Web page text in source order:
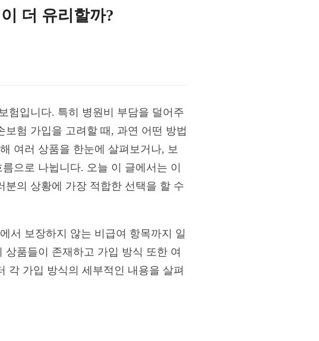
더 유리할까?
험입니다. 특히 병원비 부담을 덜어주
험 가입을 고려할 때, 과연 어떤 방법
여러 상품을 한눈에 살펴보거나, 보
으로 나뉩니다. 오늘 이 글에서는 이
의 상황에 가장 적합한 선택을 할 수
서 보장하지 않는 비급여 항목까지 일
품들이 존재하고 가입 방식 또한 여
각 가입 방식의 세부적인 내용을 살펴